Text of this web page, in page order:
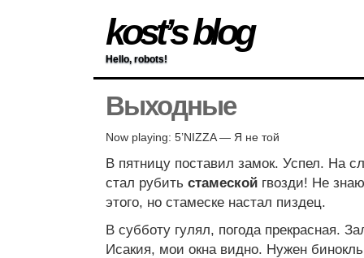
kost’s blog
Hello, robots!
Выходные
Now playing: 5’NIZZA — Я не той
В пятницу поставил замок. Успел. На
стал рубить стамеской гвозди! Не
этого, но стамеске настал пиздец.
В субботу гулял, погода прекрасная.
Исакия, мои окна видно. Нужен